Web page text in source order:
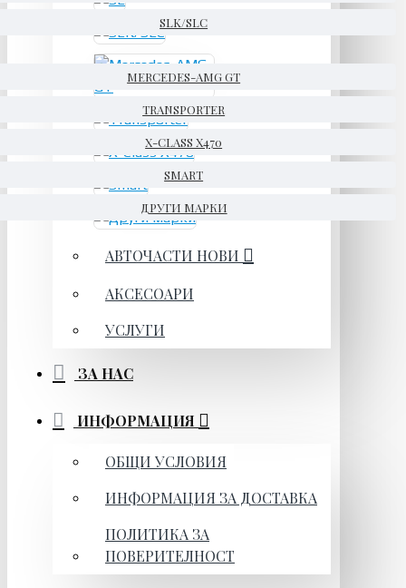
SLK/SLC
MERCEDES-AMG GT
TRANSPORTER
X-CLASS X470
SMART
ДРУГИ МАРКИ
АВТОЧАСТИ НОВИ
АКСЕСОАРИ
УСЛУГИ
ЗА НАС
ИНФОРМАЦИЯ
ОБЩИ УСЛОВИЯ
ИНФОРМАЦИЯ ЗА ДОСТАВКА
ПОЛИТИКА ЗА
ПОВЕРИТЕЛНОСТ